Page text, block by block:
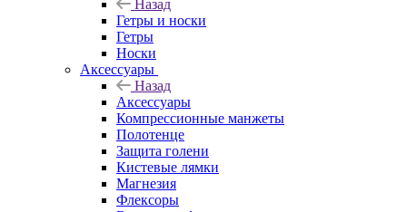
Назад
Гетры и носки
Гетры
Носки
Аксессуары
Назад
Аксессуары
Компрессионные манжеты
Полотенце
Защита голени
Кистевые лямки
Магнезия
Флексоры